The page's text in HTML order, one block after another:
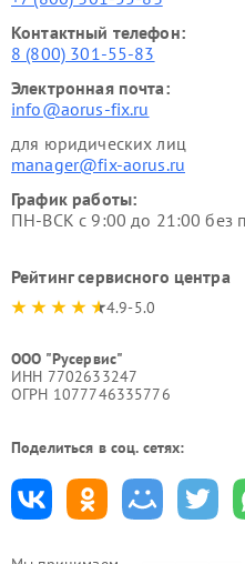
Контактный телефон:
8 (800) 301-55-83
Электронная почта:
info@aorus-fix.ru
для юридических лиц
manager@fix-aorus.ru
График работы:
ПН-ВСК с 9:00 до 21:00 без
Рейтинг сервисного центра
4.9-5.0
ООО "Русервис"
ИНН 7702633247
ОГРН 1077746335776
Поделиться в соц. сетях: